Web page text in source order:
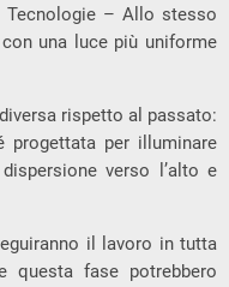
Tecnologie – Allo stesso
una luce più uniforme
rispetto al passato:
progettata per illuminare
verso l’alto e
il lavoro in tutta
questa fase potrebbero